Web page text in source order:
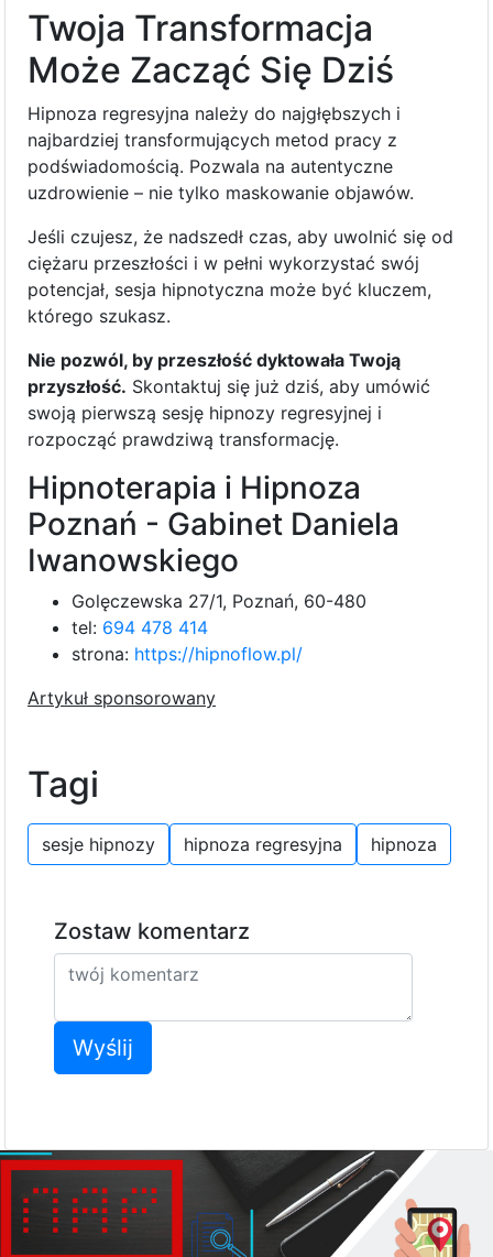
Twoja Transformacja
Może Zacząć Się Dziś
Hipnoza regresyjna należy do najgłębszych i
najbardziej transformujących metod pracy z
podświadomością. Pozwala na autentyczne
uzdrowienie – nie tylko maskowanie objawów.
Jeśli czujesz, że nadszedł czas, aby uwolnić się od
ciężaru przeszłości i w pełni wykorzystać swój
potencjał, sesja hipnotyczna może być kluczem,
którego szukasz.
Nie pozwól, by przeszłość dyktowała Twoją
przyszłość. Skontaktuj się już dziś, aby umówić
swoją pierwszą sesję hipnozy regresyjnej i
rozpocząć prawdziwą transformację.
Hipnoterapia i Hipnoza
Poznań - Gabinet Daniela
Iwanowskiego
Golęczewska 27/1, Poznań, 60-480
tel: 694 478 414
strona: https://hipnoflow.pl/
Artykuł sponsorowany
Tagi
sesje hipnozy hipnoza regresyjna hipnoza
Zostaw komentarz
Wyślij